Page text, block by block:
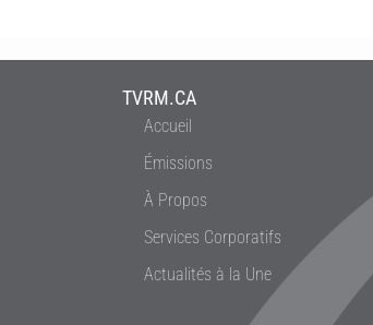
TVRM.CA
Accueil
Émissions
À Propos
Services Corporatifs
Actualités à la Une